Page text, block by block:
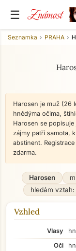
☰ Známost
Seznamka PRAHA
Harosen je muž (26
hnědýma očima,
Harosen se
zájmy patří samota,
abstinent.
zdarma.
Harosen
hledám
Vzhled
Vlasy
Oči